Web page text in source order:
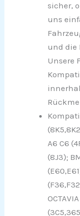
sicher,
uns
und die
Unsere
A6 C6
(8J3);